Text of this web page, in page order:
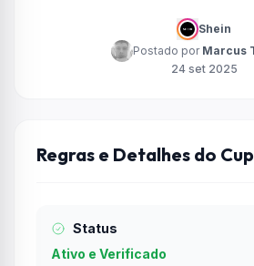
Shein
Postado por Marcus
24 set 2025
Regras e Detalhes do
Status
Ativo e Verificado